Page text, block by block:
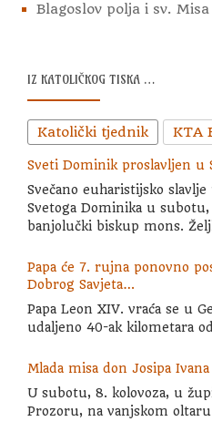
Blagoslov polja i sv.
IZ KATOLIČKOG TISKA …
Katolički tjednik KTA
Sveti Dominik proslavljen u
Svečano euharistijsko
Svetoga Dominika u
banjolučki biskup mons.
Papa će 7. rujna ponovno
Dobrog Savjeta…
Papa Leon XIV. vraća se u
udaljeno 40-ak kilometara
Mlada misa don Josipa Ivana
U subotu, 8. kolovoza, u
Prozoru, na vanjskom